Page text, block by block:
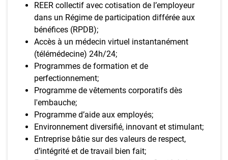
REER collectif avec cotisation de l’employeur
dans un Régime de participation différée aux
bénéfices (RPDB);
Accès à un médecin virtuel instantanément
(télémédecine) 24h/24;
Programmes de formation et de
perfectionnement;
Programme de vêtements corporatifs dès
l'embauche;
Programme d’aide aux employés;
Environnement diversifié, innovant et stimulant;
Entreprise bâtie sur des valeurs de respect,
d’intégrité et de travail bien fait;